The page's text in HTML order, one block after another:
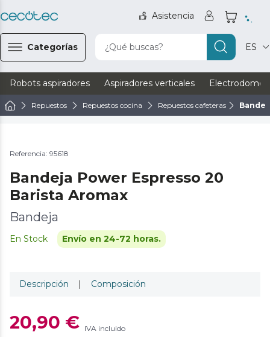
Asistencia
Categorías ¿Qué buscas? ES
Robots aspiradores Aspiradores verticales
Repuestos Repuestos cocina Repuestos cafeteras
Referencia: 95618
Bandeja Power Espresso 20
Barista Aromax
Bandeja
En Stock Envío en 24-72 horas.
Descripción | Composición
20,90 € IVA incluido